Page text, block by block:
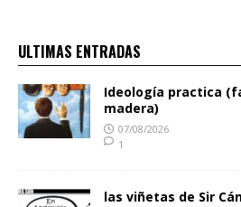
ULTIMAS ENTRADAS
Ideología practica
madera)
07/08/2026
1
las viñetas de Sir